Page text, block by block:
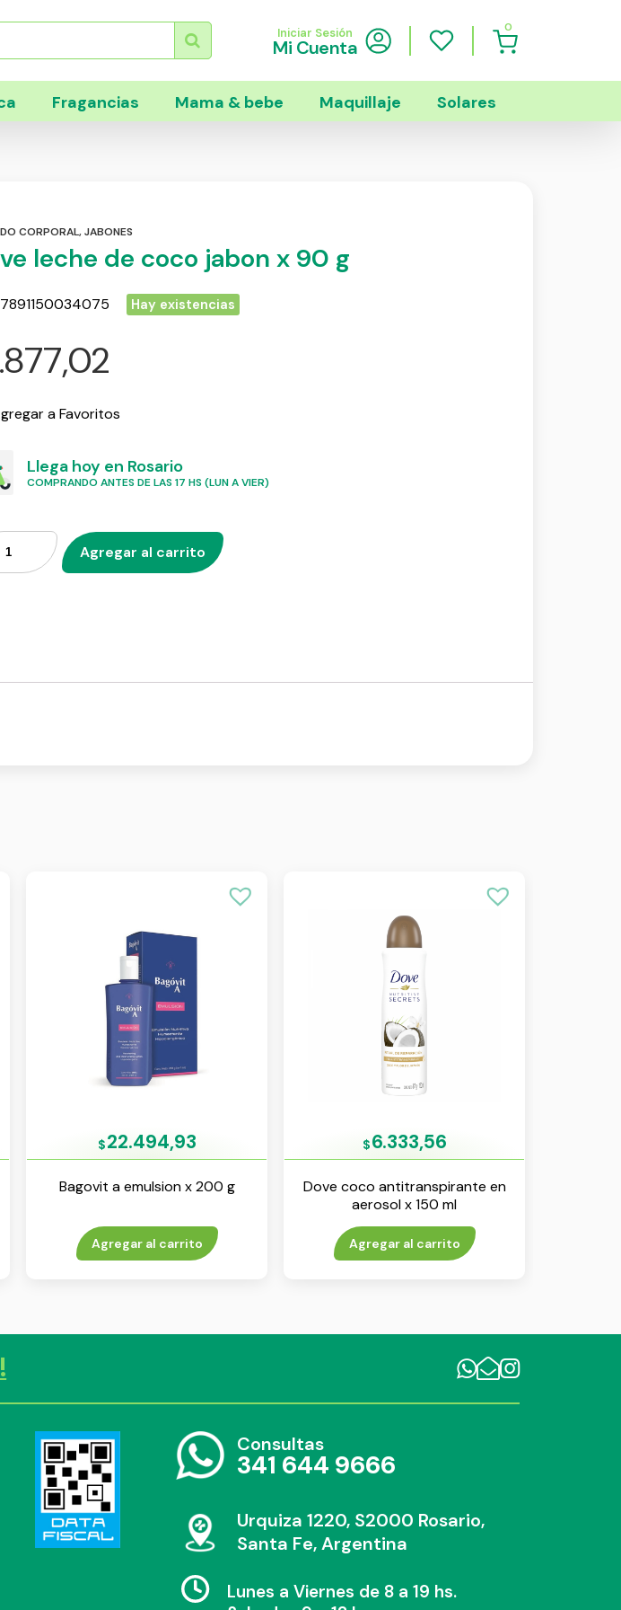
Iniciar Sesión
Mi Cuenta
0
Fragancias Mama & bebe Maquillaje Solares
CORPORAL,JABONES
leche de coco jabon x 90 g
7891150034075 Hay existencias
a Favoritos
Llega hoy en Rosario
COMPRANDO ANTES DE LAS 17 HS (LUN A VIER)
Agregar al carrito
$22.494,93
Bagovit a emulsion x 200 g
Agregar al carrito
$6.333,56
Dove coco antitranspirante en
aerosol x 150 ml
Agregar al carrito
Consultas
341 644 9666
Urquiza 1220, S2000 Rosario,
Santa Fe, Argentina
Lunes a Viernes de 8 a 19 hs.